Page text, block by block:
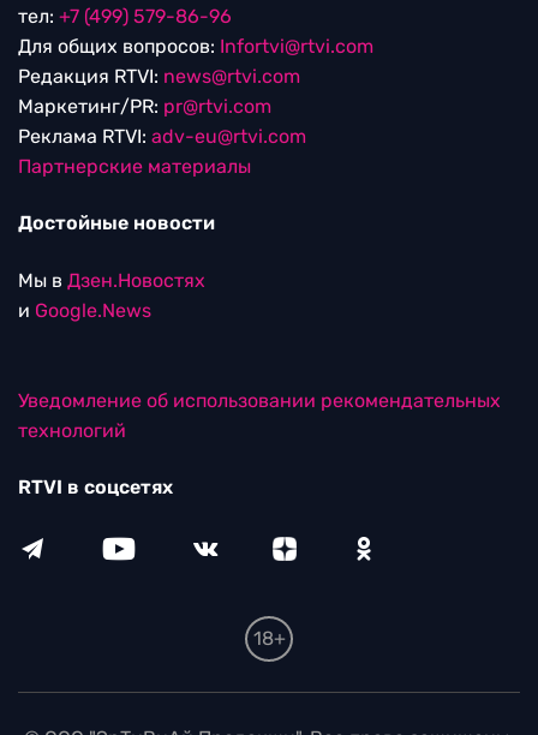
тел: +7 (499) 579-86-96
Для общих вопросов: Infortvi@rtvi.com
Редакция RTVI: news@rtvi.com
Маркетинг/PR: pr@rtvi.com
Реклама RTVI: adv-eu@rtvi.com
Партнерские материалы
Достойные новости
Мы в Дзен.Новостях
и Google.News
Уведомление об использовании рекомендательных
технологий
RTVI в соцсетях
18+